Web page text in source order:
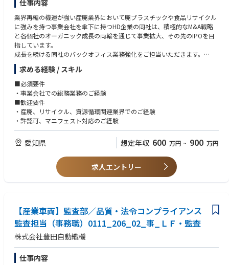
監視活動を通じてトヨタL&Fカンパニーの活動の健全性を確保し、各部門
の改善活動を促進することがミッションです。カンパニー独自の「LF特別
監査」を実施し、法令や社内規定など、製品の開発から製造に至るプロセ
スをつなぐルールが守られることで、適切な品質が確保されるしくみにな
っているかを確認し、リスクや弱みを顕在化させます。各部署のチェック
機能がきちんと働いているかを一歩引いた第三者目線で確認する役割（1.
5線監査）を担います。
■部署の雰囲気：
ベテランが多い組織であり、各人の強みを活かし協力しあう環境が整って
います。
■組織内の役割分担：
監査グループ内で小さなチーム（2〜3名）に分かれ、リーダーの采配で役
割分担を行います。監査本番ではチームを超えて協力し、それぞれの強み
（技術的な知見や事務・仕組みの知見）を活かしながら分担して業務を進
仕事内容
業界再編の機運が強い産廃業界において廃プラスチックや食品リサイクル
に強みを持つ事業会社を傘下に持つHD企業の同社は、積極的なM&A戦略
と各個社のオーガニック成長の両輪を通じて事業拡大、その先のIPOを目
指しています。
成長を続ける同社のバックオフィス業務強化をご担当いただきます。
■具体的な業務内容
・内部統制業務
・情報システム管理
・各種総務業務
求める経験 / スキル
■必須要件
・事業会社での総務業務のご経験
■歓迎要件
・産廃、リサイクル、資源循環関連業界でのご経験
・許認可、マニフェスト対応のご経験
愛知県 想定年収 600 万円 ~ 900 万円
求人エントリー
【産業車両】監査部／品質・法令コンプライアンス
監査担当（事務職）0111_206_02_事_ＬＦ・監査
株式会社豊田自動織機
仕事内容